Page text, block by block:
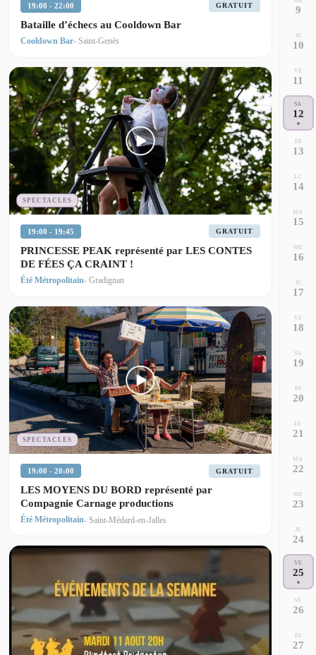
19:00 - 22:00 GRATUIT
Bataille d’échecs au Cooldown Bar
Cooldown Bar- Saint-Genès
SPECTACLES
19:00 - 19:45 GRATUIT
PRINCESSE PEAK représenté par LES CONTES
DE FÉES ÇA CRAINT !
Été Métropolitain- Gradignan
SPECTACLES
19:00 - 20:00 GRATUIT
LES MOYENS DU BORD représenté par
Compagnie Carnage productions
Été Métropolitain- Saint-Médard-en-Jalles
9
JE
10
VE
11
SA
12
DI
13
LU
14
MA
15
ME
16
JE
17
VE
18
SA
19
DI
20
LU
21
MA
22
ME
23
JE
24
VE
25
SA
26
DI
27